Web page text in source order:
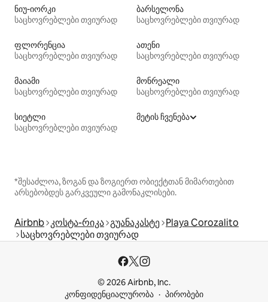
ნიუ-იორკი
საცხოვრებლები თვიურად
ბარსელონა
საცხოვრებლები თვიურად
ფლორენცია
საცხოვრებლები თვიურად
ათენი
საცხოვრებლები თვიურად
მაიამი
საცხოვრებლები თვიურად
მონრეალი
საცხოვრებლები თვიურად
სიეტლი
საცხოვრებლები თვიურად
მეტის ჩვენება
*შესაძლოა, ზოგან და ზოგიერთ ობიექტთან მიმართებით
არსებობდეს გარკვეული გამონაკლისები.
Airbnb კოსტა-რიკა გუანაკასტე Playa Corozalito
საცხოვრებლები თვიურად
© 2026 Airbnb, Inc.
კონფიდენციალურობა
პირობები